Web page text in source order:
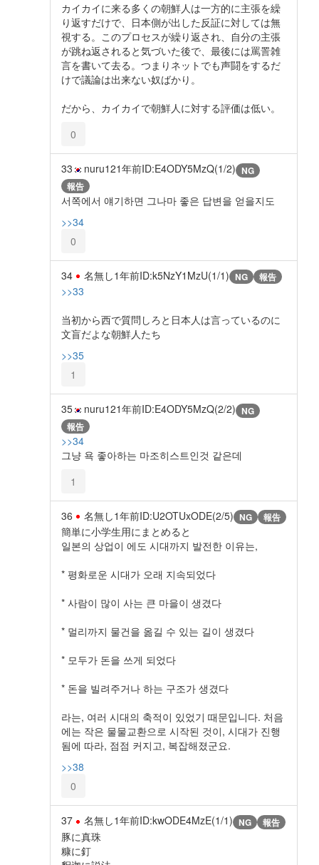
カイカイに来る多くの朝鮮人は一方的に主張を繰
り返すだけで、日本側が出した反証に対しては無
視する。このプロセスが繰り返され、自分の主張
が跳ね返されると気づいた後で、最後には罵詈雑
言を書いて去る。つまりネットでも声闘をするだ
けで議論は出来ない奴ばかり。
だから、カイカイで朝鮮人に対する評価は低い。
0
33 nuru121年前ID:E4ODY5MzQ(1/2) NG
報告
서쪽에서 얘기하면 그나마 좋은 답변을 얻을지도
>>34
0
34 名無し1年前ID:k5NzY1MzU(1/1) NG 報告
>>33
当初から西で質問しろと日本人は言っているのに
文盲だよな朝鮮人たち
>>35
1
35 nuru121年前ID:E4ODY5MzQ(2/2) NG
報告
>>34
그냥 욕 좋아하는 마조히스트인것 같은데
1
36 名無し1年前ID:U2OTUxODE(2/5) NG 報告
簡単に小学生用にまとめると
일본의 상업이 에도 시대까지 발전한 이유는,
* 평화로운 시대가 오래 지속되었다
* 사람이 많이 사는 큰 마을이 생겼다
* 멀리까지 물건을 옮길 수 있는 길이 생겼다
* 모두가 돈을 쓰게 되었다
* 돈을 빌려주거나 하는 구조가 생겼다
라는, 여러 시대의 축적이 있었기 때문입니다. 처음
에는 작은 물물교환으로 시작된 것이, 시대가 진행
됨에 따라, 점점 커지고, 복잡해졌군요.
>>38
0
37 名無し1年前ID:kwODE4MzE(1/1) NG 報告
豚に真珠
糠に釘